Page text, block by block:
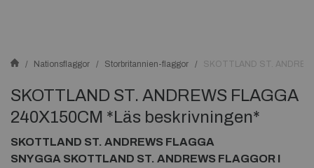
Nationsflaggor Storbritannien-flaggor SKOTTLAND ST.
SKOTTLAND ST. ANDREWS FLAGGA
240X150CM *Läs beskrivningen*
SKOTTLAND ST. ANDREWS FLAGGA
SNYGGA SKOTTLAND ST. ANDREWS FLAGGOR I